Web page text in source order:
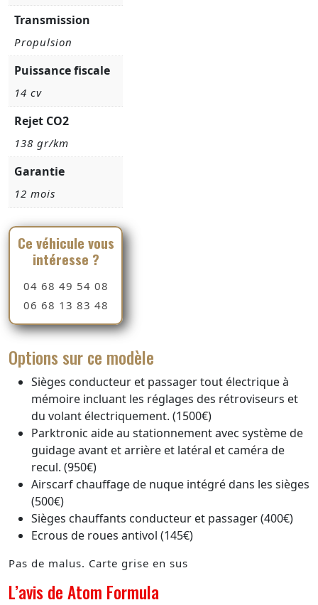
Transmission
Propulsion
Puissance fiscale
14 cv
Rejet CO2
138 gr/km
Garantie
12 mois
Ce véhicule vous
intéresse ?
04 68 49 54 08
06 68 13 83 48
Options sur ce modèle
Sièges conducteur et passager tout électrique à
mémoire incluant les réglages des rétroviseurs et
du volant électriquement. (1500€)
Parktronic aide au stationnement avec système de
guidage avant et arrière et latéral et caméra de
recul. (950€)
Airscarf chauffage de nuque intégré dans les sièges
(500€)
Sièges chauffants conducteur et passager (400€)
Ecrous de roues antivol (145€)
Pas de malus. Carte grise en sus
L’avis de Atom Formula